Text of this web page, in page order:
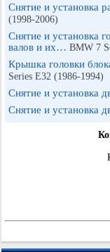
Снятие и установка
(1998-2006)
Снятие и установка
валов и их… BMW 7
Крышка головки
Series E32 (1986-1994)
Снятие и установка
Снятие и установка